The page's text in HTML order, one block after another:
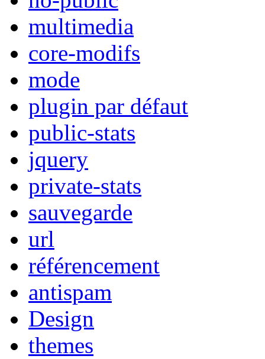
multimedia
core-modifs
mode
plugin par défaut
public-stats
jquery
private-stats
sauvegarde
url
référencement
antispam
Design
themes